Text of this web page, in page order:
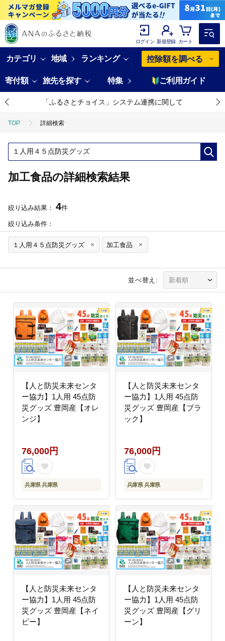
ログイン 新規登録 カート
カテゴリ 地域 ランキング 控除額を調べる
寄付額 旅先を探す 特集 ご利用ガイド
「ふるさとチョイス」システム連携に関して
TOP 詳細検索
加工食品の詳細検索結果
絞り込み結果： 4件
絞り込み条件：
１人用４５点防災グッズ 加工食品
並べ替え:
【人と防災未来センタ
ー協力】1人用 45点防
災グッズ 豊岡産【オレ
ンジ】
76,000円
兵庫県 兵庫県
【人と防災未来センタ
ー協力】1人用 45点防
災グッズ 豊岡産【ブラ
ック】
76,000円
兵庫県 兵庫県
【人と防災未来センタ
ー協力】1人用 45点防
災グッズ 豊岡産【ネイ
ビー】
【人と防災未来センタ
ー協力】1人用 45点防
災グッズ 豊岡産【グリ
ーン】